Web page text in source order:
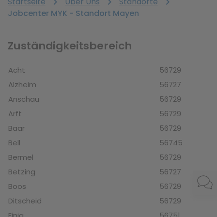
Jobcenter MYK - Standort Mayen
Zuständigkeitsbereich
Acht
56729
Alzheim
56727
Anschau
56729
Arft
56729
Baar
56729
Bell
56745
Bermel
56729
Betzing
56727
Boos
56729
Ditscheid
56729